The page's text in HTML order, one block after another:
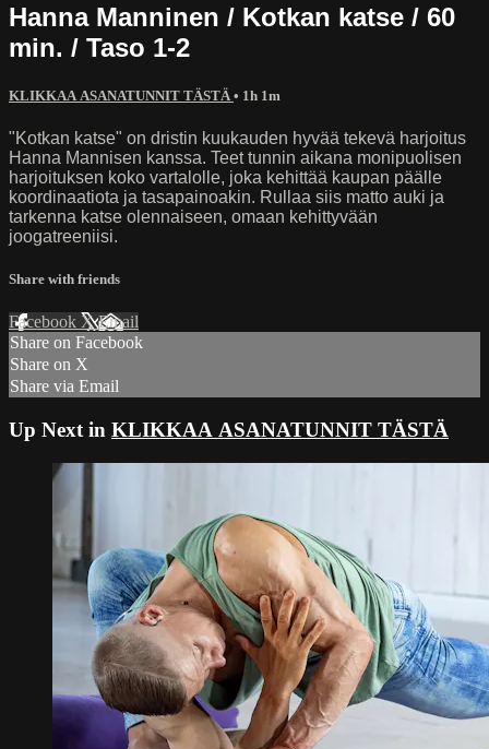
Hanna Manninen / Kotkan katse / 60
min. / Taso 1-2
KLIKKAA ASANATUNNIT TÄSTÄ • 1h 1m
"Kotkan katse" on dristin kuukauden hyvää tekevä harjoitus
Hanna Mannisen kanssa. Teet tunnin aikana monipuolisen
harjoituksen koko vartalolle, joka kehittää kaupan päälle
koordinaatiota ja tasapainoakin. Rullaa siis matto auki ja
tarkenna katse olennaiseen, omaan kehittyvään
joogatreeniisi.
Share with friends
Facebook XEmail
Share on Facebook
Share on X
Share via Email
Up Next in KLIKKAA ASANATUNNIT TÄSTÄ